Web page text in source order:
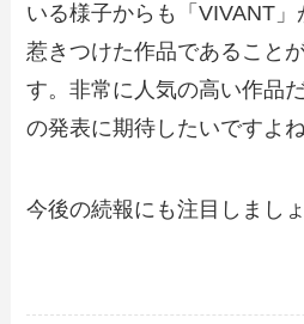
いる様子からも「VIVANT
惹きつけた作品であること
す。非常に人気の高い作品
の発表に期待したいですよね
今後の続報にも注目しましょ